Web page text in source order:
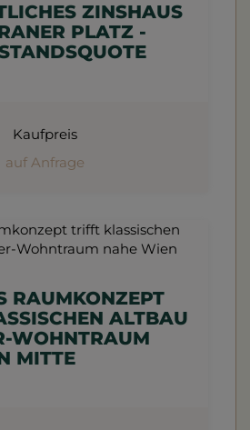
ZINSHAUS
PLATZ -
Kaufpreis
auf Anfrage
RAUMKONZEPT
ALTBAU
WOHNTRAUM
MITTE